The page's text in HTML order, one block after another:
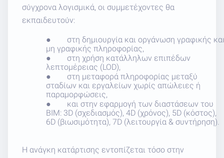
σύγχρονα λογισμικά, οι συμμετέχοντες θα
εκπαιδευτούν:
●
στη δημιουργία και οργάνωση γραφικής
μη γραφικής πληροφορίας,
●
στη χρήση κατάλληλων επιπέδων
λεπτομέρειας (LOD),
●
στη μεταφορά πληροφορίας μεταξύ
σταδίων και εργαλείων χωρίς απώλειες ή
παραμορφώσεις,
●
και στην εφαρμογή των διαστάσεων του
BIM: 3D (σχεδιασμός), 4D (χρόνος), 5D (κόστος),
6D (βιωσιμότητα), 7D (λειτουργία & συντήρηση).
Η ανάγκη κατάρτισης εντοπίζεται τόσο στην